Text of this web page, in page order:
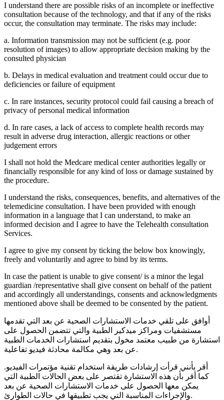
I understand there are possible risks of an incomplete or ineffective
consultation because of the technology, and that if any of the risks
occur, the consultation may terminate. The risks may include:
a. Information transmission may not be sufficient (e.g. poor
resolution of images) to allow appropriate decision making by the
consulted physician
b. Delays in medical evaluation and treatment could occur due to
deficiencies or failure of equipment
c. In rare instances, security protocol could fail causing a breach of
privacy of personal medical information
d. In rare cases, a lack of access to complete health records may
result in adverse drug interaction, allergic reactions or other
judgement errors
I shall not hold the Medcare medical center authorities legally or
financially responsible for any kind of loss or damage sustained by
the procedure.
I understand the risks, consequences, benefits, and alternatives of the
telemedicine consultation. I have been provided with enough
information in a language that I can understand, to make an
informed decision and I agree to have the Telehealth consultation
Services.
I agree to give my consent by ticking the below box knowingly,
freely and voluntarily and agree to bind by its terms.
In case the patient is unable to give consent/ is a minor the legal
guardian /representative shall give consent on behalf of the patient
and accordingly all understandings, consents and acknowledgments
mentioned above shall be deemed to be consented by the patient.
أوافق على تلقي خدمات الاستشارات الصحية عن بعد التي تقدمها
مستشفيات ومراكز ميدكير الطبية والتي تتضمن الحصول على
استشارة من طبيب معتمد مخول بتقديم استشارات الخدمات الطبية
عن بعد وهي مكالمة محادثة فيديو تفاعلية.
أقر بأنني قرأت إرشادات طريقة استخدام تقنية مؤتمرات الفيديو.
كما أقر بأن هذه الاستشارة تقتصر على بعض الحالات الطبية التي
يمكن معها الحصول على خدمات الاستشارات الصحية عن بعد
والإجراءات المناسبة التي يجب تطبيقها في حالات الطوارئ.